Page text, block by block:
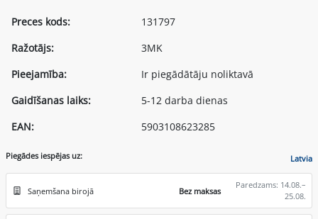
Preces kods:
131797
Ražotājs:
3MK
Pieejamība:
Ir piegādātāju noliktavā
Gaidīšanas laiks:
5-12 darba dienas
EAN:
5903108623285
Piegādes iespējas uz: Latvia
Saņemšana birojā Bez maksas
Paredzams: 14.08.–
25.08.